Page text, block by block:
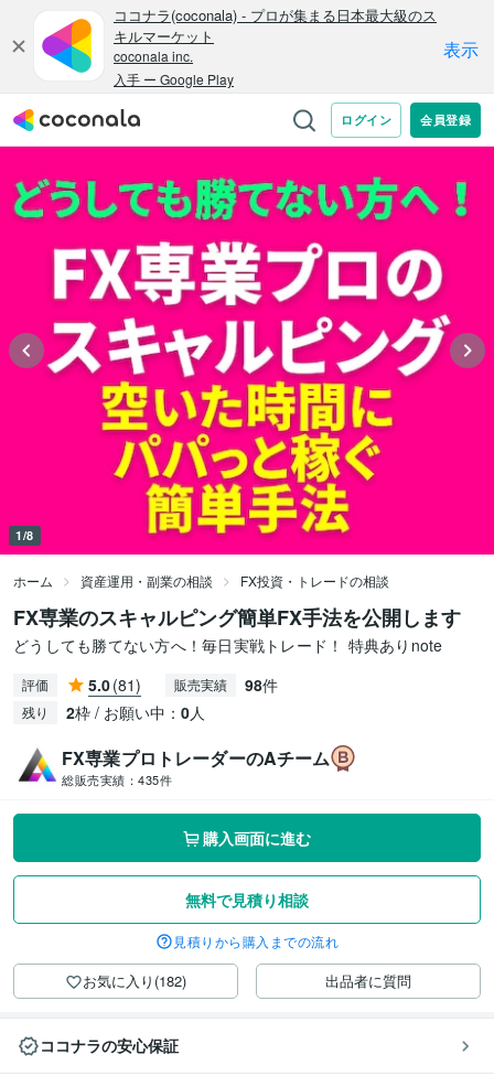
1/8
ホーム 資産運用・副業の相談 FX投資・トレードの相談
FX専業のスキャルピング簡単FX手法を公開します
どうしても勝てない方へ！毎日実戦トレード！ 特典ありnote
評価 5.0(81) 販売実績 98件
残り 2枠 / お願い中： 0人
FX専業プロトレーダーのAチーム
総販売実績： 435件
購入画面に進む
無料で見積り相談
見積りから購入までの流れ
お気に入り(182) 出品者に質問
ココナラの安心保証